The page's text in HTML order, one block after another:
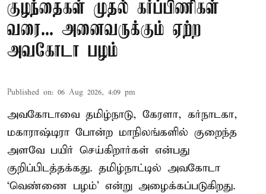
குழந்தைகள் முதல் கர்ப்பிணிகள்
வரை... அனைவருக்கும் ஏற்ற
அவகோடா பழம்
Published on: 06 Aug 2026, 4:09 pm
அவகோடாவை தமிழ்நாடு, கேரளா, கர்நாடகா,
மகாராஷ்டிரா போன்ற மாநிலங்களில் குறைந்த
அளவே பயிர் செய்கிறார்கள் என்பது
குறிப்பிடத்தக்கது. தமிழ்நாட்டில் அவகோடா
‘வெண்ணை பழம்’ என்று அழைக்கப்படுகிறது.